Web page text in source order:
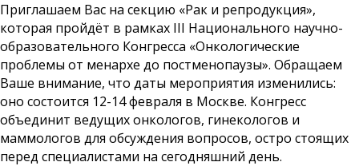
Приглашаем Вас на секцию «Рак и репродукция»,
которая пройдёт в рамках III Национального научно-
образовательного Конгресса «Онкологические
проблемы от менархе до постменопаузы». Обращаем
Ваше внимание, что даты мероприятия изменились:
оно состоится 12-14 февраля в Москве. Конгресс
объединит ведущих онкологов, гинекологов и
маммологов для обсуждения вопросов, остро стоящих
перед специалистами на сегодняшний день.